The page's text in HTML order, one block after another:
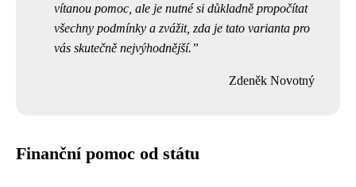
vítanou pomoc, ale je nutné si důkladně propočítat
všechny podmínky a zvážit, zda je tato varianta pro
vás skutečně nejvýhodnější.
Zdeněk Novotný
Finanční pomoc od státu